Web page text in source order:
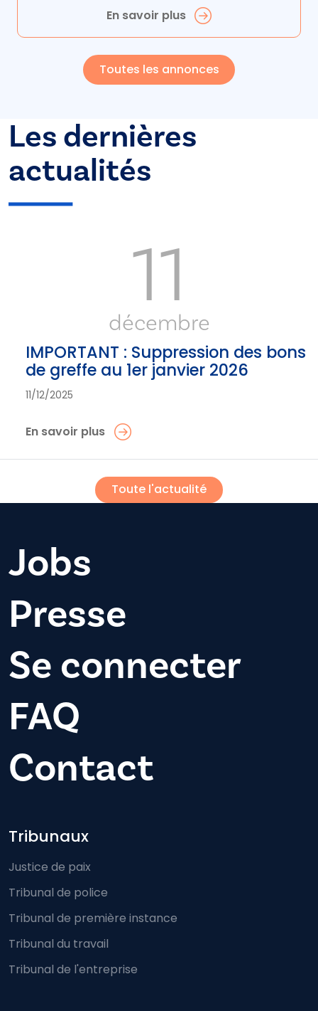
En savoir plus
Toutes les annonces
Les dernières
actualités
11
décembre
IMPORTANT : Suppression des bons
de greffe au 1er janvier 2026
11/12/2025
En savoir plus
Toute l'actualité
Jobs
Presse
Se connecter
FAQ
Contact
Footer-menu
Tribunaux
Justice de paix
Tribunal de police
Tribunal de première instance
Tribunal du travail
Tribunal de l'entreprise